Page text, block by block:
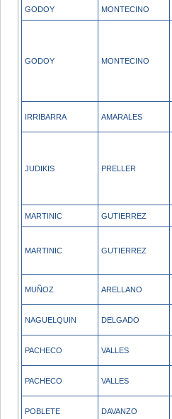
GODOY MONTECINO
GODOY MONTECINO
IRRIBARRA AMARALES
JUDIKIS PRELLER
MARTINIC GUTIERREZ
MARTINIC GUTIERREZ
MUÑOZ ARELLANO
NAGUELQUIN DELGADO
PACHECO VALLES
PACHECO VALLES
POBLETE DAVANZO